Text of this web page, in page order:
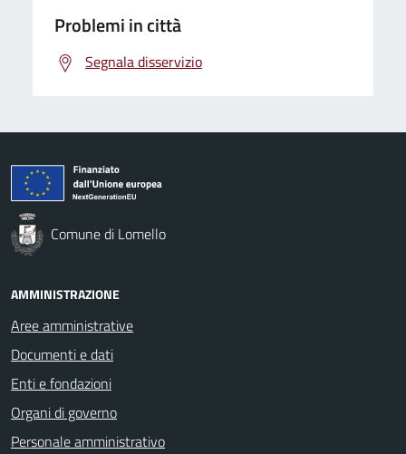
Problemi in città
Segnala disservizio
Comune di Lomello
AMMINISTRAZIONE
Aree amministrative
Documenti e dati
Enti e fondazioni
Organi di governo
Personale amministrativo